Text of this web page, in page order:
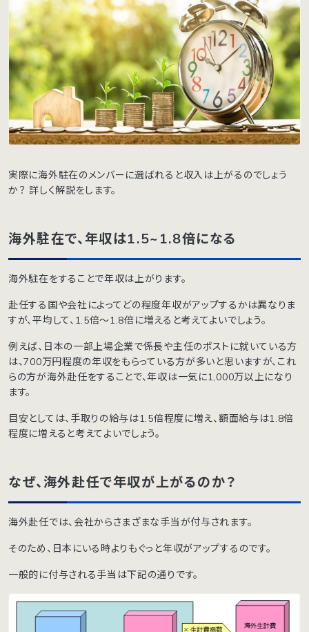
実際に海外駐在のメンバーに選ばれると収入は上がるのでしょう
か？ 詳しく解説をします。
海外駐在で、年収は1.5~1.8倍になる
海外駐在をすることで年収は上がります。
赴任する国や会社によってどの程度年収がアップするかは異なりま
すが、平均して、1.5倍〜1.8倍に増えると考えてよいでしょう。
例えば、日本の一部上場企業で係長や主任のポストに就いている方
は、700万円程度の年収をもらっている方が多いと思いますが、これ
らの方が海外赴任をすることで、年収は一気に1,000万以上になり
ます。
目安としては、手取りの給与は1.5倍程度に増え、額面給与は1.8倍
程度に増えると考えてよいでしょう。
なぜ、海外赴任で年収が上がるのか？
海外赴任では、会社からさまざまな手当が付与されます。
そのため、日本にいる時よりもぐっと年収がアップするのです。
一般的に付与される手当は下記の通りです。